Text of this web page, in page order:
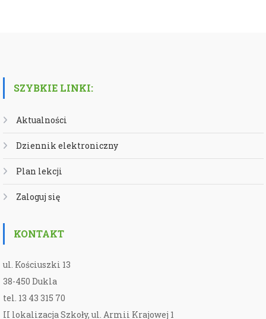
SZYBKIE LINKI:
Aktualności
Dziennik elektroniczny
Plan lekcji
Zaloguj się
KONTAKT
ul. Kościuszki 13
38-450 Dukla
tel. 13 43 315 70
II lokalizacja Szkoły, ul. Armii Krajowej 1